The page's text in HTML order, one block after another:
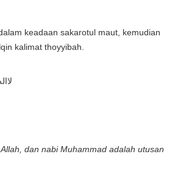
keadaan sakarotul maut, kemudian
kalimat thoyyibah.
dan nabi Muhammad adalah utusan